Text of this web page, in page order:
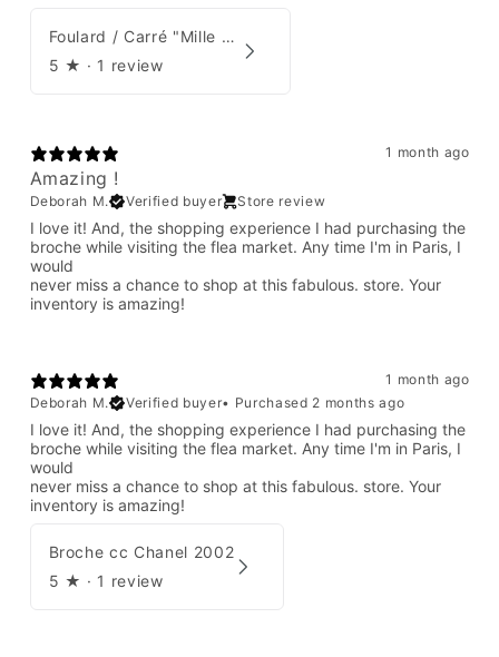
Foulard / Carré "Mille Feuilles de Soie" Hermès par Natsuno Hidaka
5 ★ · 1 review
1 month ago
Amazing !
Deborah M. Verified buyer Store review
I love it! And, the shopping experience I had purchasing the
broche while visiting the flea market. Any time I'm in Paris, I
would
never miss a chance to shop at this fabulous. store. Your
inventory is amazing!
1 month ago
Deborah M.
Verified buyer• Purchased 2 months ago
I love it! And, the shopping experience I had purchasing the
broche while visiting the flea market. Any time I'm in Paris, I
would
never miss a chance to shop at this fabulous. store. Your
inventory is amazing!
Broche cc Chanel 2002
5 ★ · 1 review